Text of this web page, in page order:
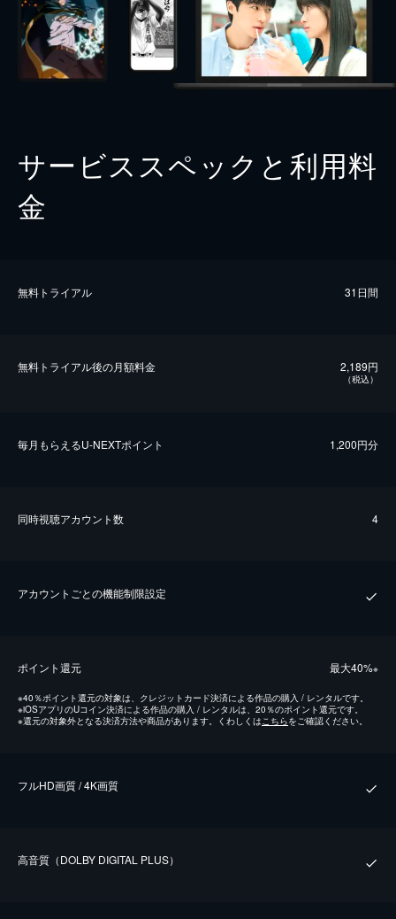
サービススペックと利用料
金
無料トライアル 31日間
無料トライアル後の⽉額料金 2,189円
（税込）
毎⽉もらえるU-NEXTポイント 1,200円分
同時視聴アカウント数 4
アカウントごとの機能制限設定
ポイント還元 最⼤40%※
※40％ポイント還元の対象は、クレジットカード決済による作品の購入 / レンタルです。
※iOSアプリのUコイン決済による作品の購入 / レンタルは、20％のポイント還元です。
※還元の対象外となる決済方法や商品があります。くわしくはこちらをご確認ください。
フルHD画質 / 4K画質
⾼⾳質（DOLBY DIGITAL PLUS）